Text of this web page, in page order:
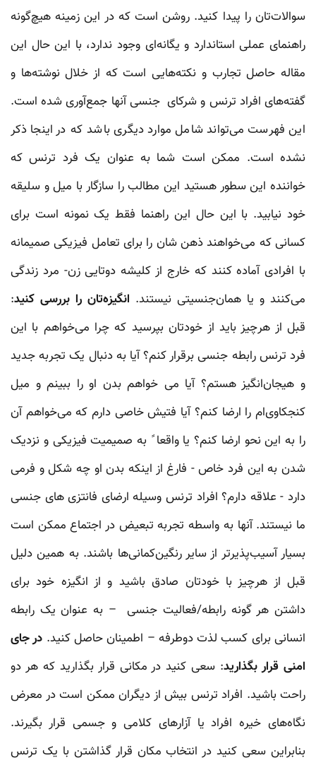
سوالات‌تان را پیدا کنید. روشن است که در این زمینه هیچ‌گونه
راهنمای عملی استاندارد و یگانه‌ای وجود ندارد، با این حال این
مقاله حاصل تجارب و نکته‌هایی است که از خلال نوشته‌ها و
گفته‌های افراد ترنس و شرکای جنسی آنها جمع‌آوری شده است.
این فهرست می‌تواند شامل موارد دیگری باشد که در اینجا ذکر
نشده است. ممکن است شما به عنوان یک فرد ترنس که
خواننده این سطور هستید این مطالب را سازگار با میل و سلیقه
خود نیابید. با این حال این راهنما فقط یک نمونه است برای
کسانی که می‌خواهند ذهن شان را برای تعامل فیزیکی صمیمانه
با افرادی آماده کنند که خارج از کلیشه دوتایی زن- مرد زندگی
می‌کنند و یا همان‌جنسیتی نیستند. انگیزه‌تان را بررسی کنید:
قبل از هرچیز باید از خودتان بپرسید که چرا می‌خواهم با این
فرد ترنس رابطه جنسی برقرار کنم؟ آیا به دنبال یک تجربه جدید
و هیجان‌انگیز هستم؟ آیا می خواهم بدن او را ببینم و میل
کنجکاوی‌ام را ارضا کنم؟ آیا فتیش خاصی دارم که می‌خواهم آن
را به این نحو ارضا کنم؟ یا واقعا ً به صمیمیت فیزیکی و نزدیک
شدن به این فرد خاص - فارغ از اینکه بدن او چه شکل و فرمی
دارد - علاقه دارم؟ افراد ترنس وسیله ارضای فانتزی های جنسی
ما نیستند. آنها به واسطه تجربه تبعیض در اجتماع ممکن است
بسیار آسیب‌پذیرتر از سایر رنگین‌کمانی‌ها باشند. به همین دلیل
قبل از هرچیز با خودتان صادق باشید و از انگیزه خود برای
داشتن هر گونه رابطه/فعالیت جنسی – به عنوان یک رابطه
انسانی برای کسب لذت دوطرفه – اطمینان حاصل کنید. در جای
امنی قرار بگذارید: سعی کنید در مکانی قرار بگذارید که هر دو
راحت باشید. افراد ترنس بیش از دیگران ممکن است در معرض
نگاه‌های خیره افراد یا آزارهای کلامی و جسمی قرار بگیرند.
بنابراین سعی کنید در انتخاب مکان قرار گذاشتن با یک ترنس